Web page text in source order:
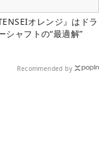
オレンジ』はドラ
シャフトの“最適解”
Recommended by